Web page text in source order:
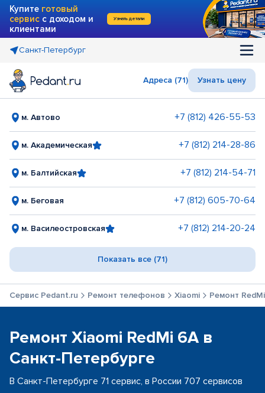
Купите готовый
сервис с доходом и
клиентами
Узнать детали
Санкт-Петербург
Адреса (71) Узнать цену
м. Автово +7 (812) 426-55-53
м. Академическая +7 (812) 214-28-86
м. Балтийская +7 (812) 214-54-71
м. Беговая +7 (812) 605-70-64
м. Василеостровская +7 (812) 214-20-24
Показать все (71)
Сервис Pedant.ru Ремонт телефонов Xiaomi Ремонт
Ремонт Xiaomi RedMi 6A в
Санкт-Петербурге
В Санкт-Петербурге 71 сервис, в России 707 сервисов